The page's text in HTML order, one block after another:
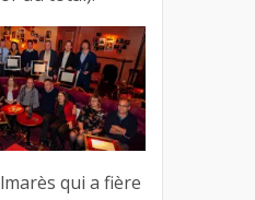
qui a fière